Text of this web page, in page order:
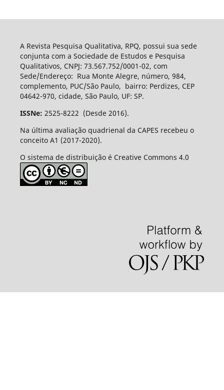
A Revista Pesquisa Qualitativa, RPQ, possui sua sede
conjunta com a Sociedade de Estudos e Pesquisa
Qualitativos, CNPJ: 73.567.752/0001-02, com
Sede/Endereço: Rua Monte Alegre, número, 984,
complemento, PUC/São Paulo, bairro: Perdizes, CEP
04642-970, cidade, São Paulo, UF: SP.
ISSNe: 2525-8222 (Desde 2016).
Na última avaliação quadrienal da CAPES recebeu o
conceito A1 (2017-2020).
O sistema de distribuição é Creative Commons 4.0